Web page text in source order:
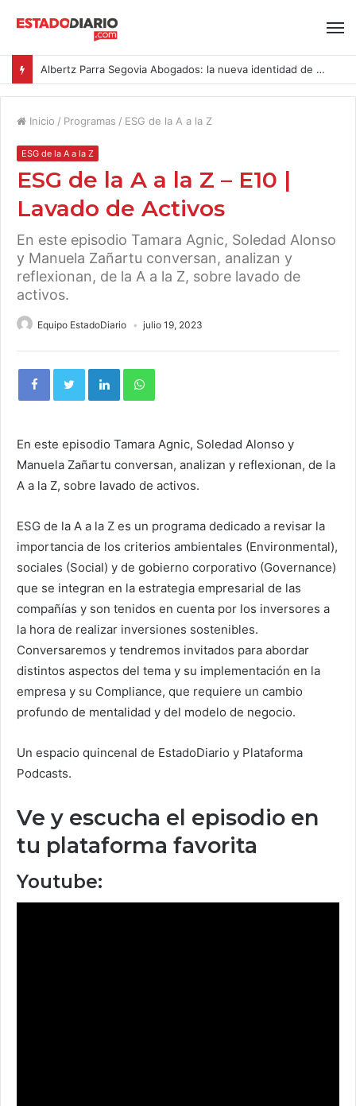
Albertz Parra Segovia Abogados: la nueva identidad de Segovia Consulting
Inicio / Programas / ESG de la A a la Z
ESG de la A a la Z
ESG de la A a la Z – E10 |
Lavado de Activos
En este episodio Tamara Agnic, Soledad Alonso
y Manuela Zañartu conversan, analizan y
reflexionan, de la A a la Z, sobre lavado de
activos.
Equipo EstadoDiario julio 19, 2023
En este episodio Tamara Agnic, Soledad Alonso y
Manuela Zañartu conversan, analizan y reflexionan, de la
A a la Z, sobre lavado de activos.
ESG de la A a la Z es un programa dedicado a revisar la
importancia de los criterios ambientales (Environmental),
sociales (Social) y de gobierno corporativo (Governance)
que se integran en la estrategia empresarial de las
compañías y son tenidos en cuenta por los inversores a
la hora de realizar inversiones sostenibles.
Conversaremos y tendremos invitados para abordar
distintos aspectos del tema y su implementación en la
empresa y su Compliance, que requiere un cambio
profundo de mentalidad y del modelo de negocio.
Un espacio quincenal de EstadoDiario y Plataforma
Podcasts.
Ve y escucha el episodio en
tu plataforma favorita
Youtube: